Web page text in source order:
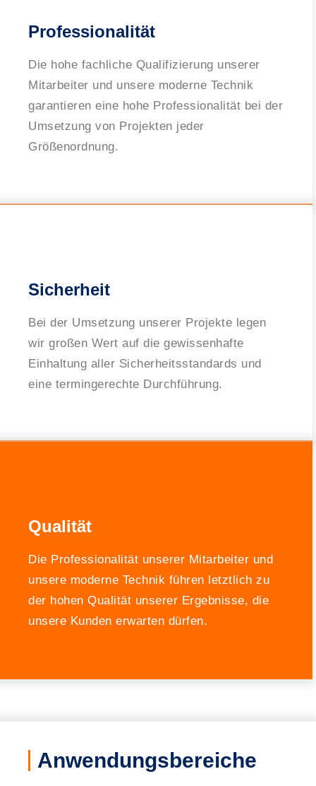
Professionalität
Die hohe fachliche Qualifizierung unserer
Mitarbeiter und unsere moderne Technik
garantieren eine hohe Professionalität bei der
Umsetzung von Projekten jeder
Größenordnung.
Sicherheit
Bei der Umsetzung unserer Projekte legen
wir großen Wert auf die gewissenhafte
Einhaltung aller Sicherheitsstandards und
eine termingerechte Durchführung.
Qualität
Die Professionalität unserer Mitarbeiter und
unsere moderne Technik führen letztlich zu
der hohen Qualität unserer Ergebnisse, die
unsere Kunden erwarten dürfen.
Anwendungsbereiche